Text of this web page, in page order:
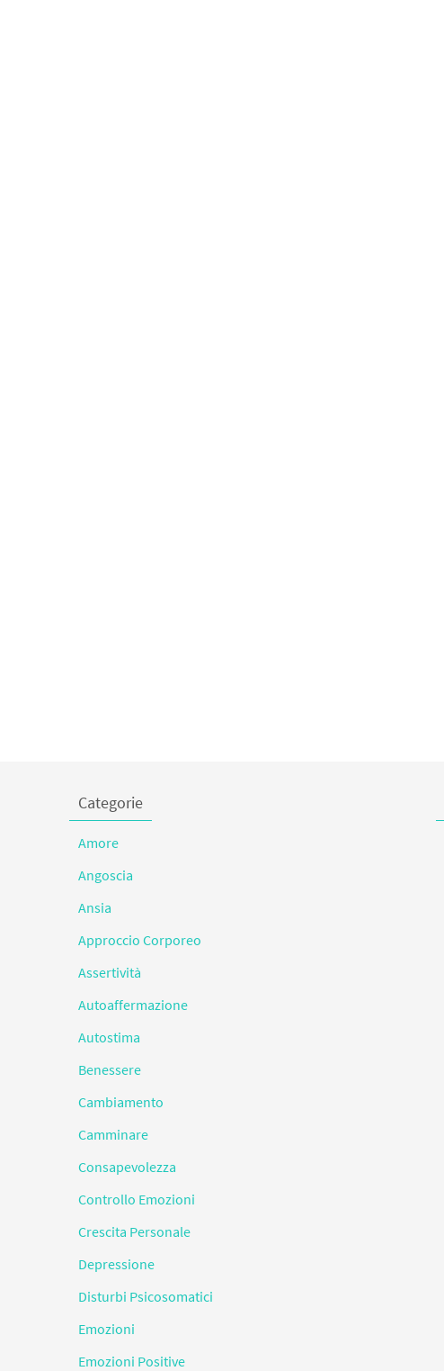
Categorie
Amore
Angoscia
Ansia
Approccio Corporeo
Assertività
Autoaffermazione
Autostima
Benessere
Cambiamento
Camminare
Consapevolezza
Controllo Emozioni
Crescita Personale
Depressione
Disturbi Psicosomatici
Emozioni
Emozioni Positive